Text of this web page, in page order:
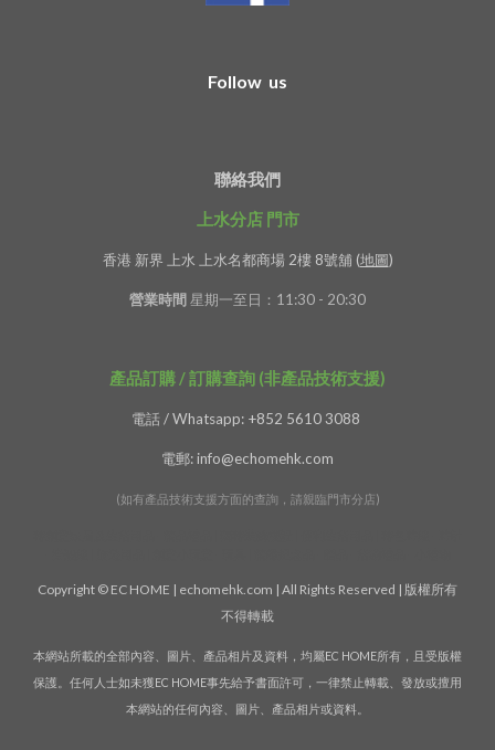
Follow us
聯絡我們
上水分店 門市
香港 新界 上水 上水名都商場 2樓 8號舖 (地圖)
營業時間 星期一至日：11:30 - 20:30
產品訂購 / 訂購查詢 (非產品技術支援)
電話 / Whatsapp: +852 5610 3088
電郵: info@echomehk.com
(如有產品技術支援方面的查詢，請親臨門市分店)
Copyright © EC HOME | echomehk.com | All Rights Reserved | 版權所有
不得轉載
本網站所載的全部內容、圖片、產品相片及資料，均屬EC HOME所有，且受版權
保護。任何人士如未獲EC HOME事先給予書面許可，一律禁止轉載、發放或擅用
本網站的任何內容、圖片、產品相片或資料。